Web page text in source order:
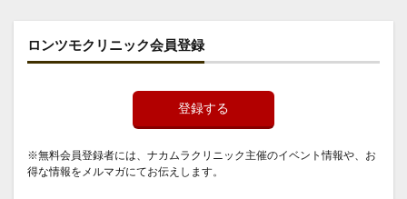
ロンツモクリニック会員登録
登録する
※無料会員登録者には、ナカムラクリニック主催のイベント情報や、お
得な情報をメルマガにてお伝えします。